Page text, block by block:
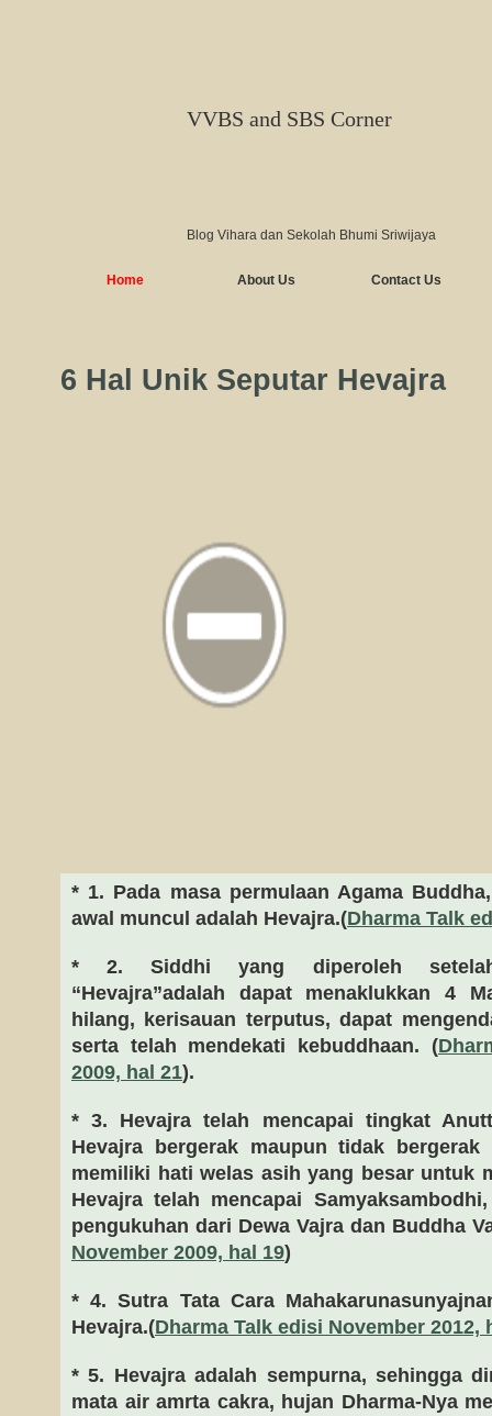
VVBS and SBS Corner
Blog Vihara dan Sekolah Bhumi Sriwijaya
Home About Us Contact Us
6 Hal Unik Seputar Hevajra
* 1. Pada masa permulaan Agama
awal muncul adalah Hevajra.(Dharma Talk
* 2. Siddhi yang diperoleh
“Hevajra”adalah dapat menaklukkan 4
hilang, kerisauan terputus, dapat
serta telah mendekati kebuddhaan. (
2009, hal 21).
* 3. Hevajra telah mencapai tingkat
Hevajra bergerak maupun tidak
memiliki hati welas asih yang besar untuk
Hevajra telah mencapai
pengukuhan dari Dewa Vajra dan Buddha
November 2009, hal 19)
* 4. Sutra Tata Cara
Hevajra.(Dharma Talk edisi November 2012,
* 5. Hevajra adalah sempurna, sehingga
mata air amrta cakra, hujan Dharma-Nya